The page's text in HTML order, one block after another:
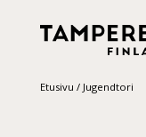
Etusivu / Jugendtori